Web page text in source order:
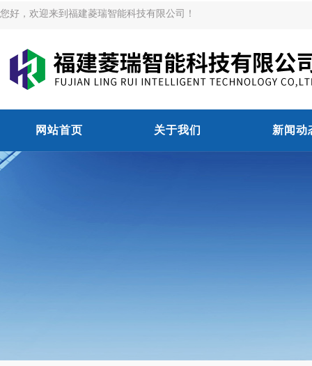
您好，欢迎来到福建菱瑞智能科技有限公司！
网站首页 关于我们 新闻动